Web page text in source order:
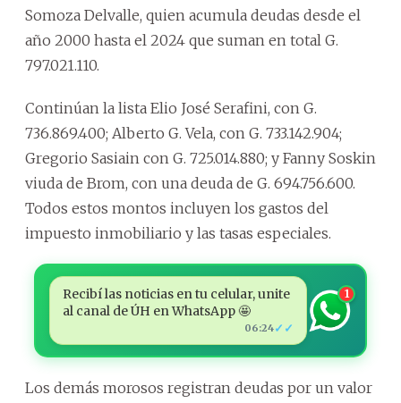
Somoza Delvalle, quien acumula deudas desde el
año 2000 hasta el 2024 que suman en total G.
797.021.110.
Continúan la lista Elio José Serafini, con G.
736.869.400; Alberto G. Vela, con G. 733.142.904;
Gregorio Sasiain con G. 725.014.880; y Fanny Soskin
viuda de Brom, con una deuda de G. 694.756.600.
Todos estos montos incluyen los gastos del
impuesto inmobiliario y las tasas especiales.
Recibí las noticias en tu celular, unite
al canal de ÚH en WhatsApp 🤩
06:24✓✓
1
Los demás morosos registran deudas por un valor